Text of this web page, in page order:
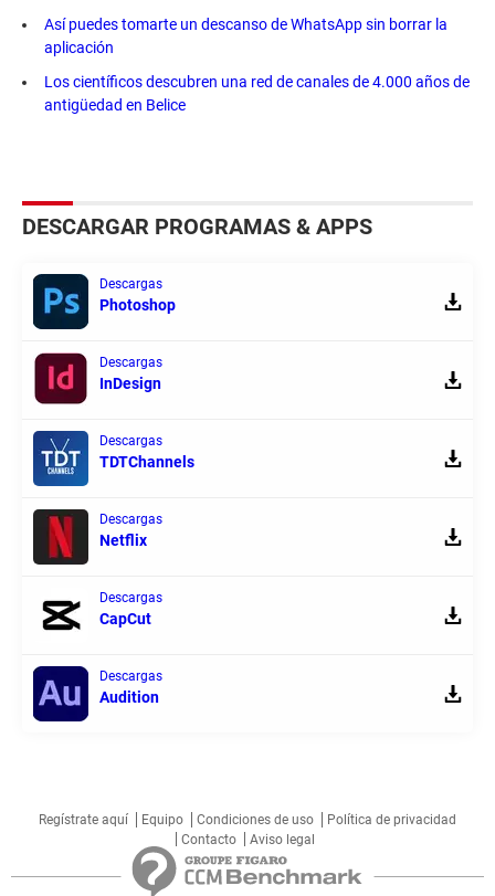
Así puedes tomarte un descanso de WhatsApp sin borrar la
aplicación
Los científicos descubren una red de canales de 4.000 años de
antigüedad en Belice
DESCARGAR PROGRAMAS & APPS
Descargas
Photoshop
Descargas
InDesign
Descargas
TDTChannels
Descargas
Netflix
Descargas
CapCut
Descargas
Audition
Regístrate aquí Equipo Condiciones de uso
Política de privacidad
Contacto
Aviso legal